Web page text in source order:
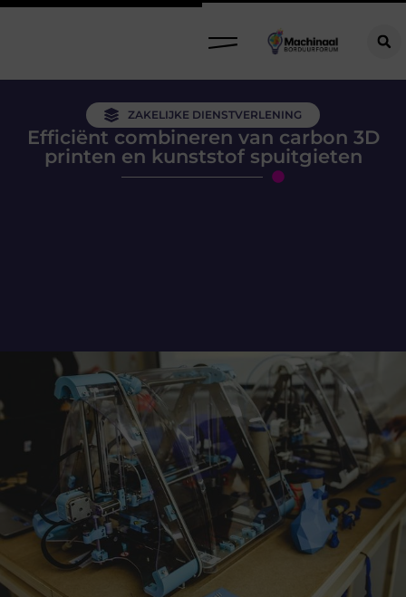
ZAKELIJKE DIENSTVERLENING
Efficiënt combineren van carbon 3D
printen en kunststof spuitgieten